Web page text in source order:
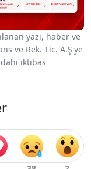
yazı, haber ve
ve Rek. Tic. A.Ş'ye
iktibas